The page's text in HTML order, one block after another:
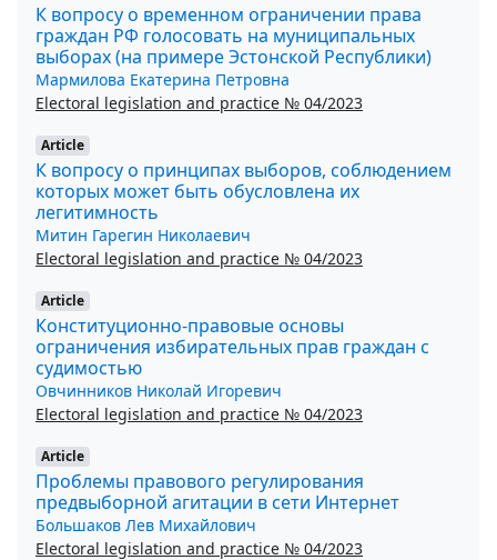
К вопросу о временном ограничении права
граждан РФ голосовать на муниципальных
выборах (на примере Эстонской Республики)
Мармилова Екатерина Петровна
Electoral legislation and practice № 04/2023
Article
К вопросу о принципах выборов, соблюдением
которых может быть обусловлена их
легитимность
Митин Гарегин Николаевич
Electoral legislation and practice № 04/2023
Article
Конституционно-правовые основы
ограничения избирательных прав граждан с
судимостью
Овчинников Николай Игоревич
Electoral legislation and practice № 04/2023
Article
Проблемы правового регулирования
предвыборной агитации в сети Интернет
Большаков Лев Михайлович
Electoral legislation and practice № 04/2023